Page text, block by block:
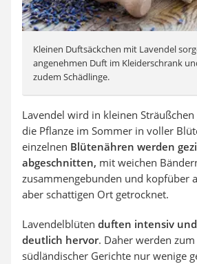
Kleinen Duftsäckchen mit Lavendel
angenehmen Duft im Kleiderschrank
zudem Schädlinge.
Lavendel wird in kleinen
die Pflanze im Sommer in voller
einzelnen Blütenähren werden
abgeschnitten, mit weichen
zusammengebunden und kopfüber
aber schattigen Ort getrocknet.
Lavendelblüten duften intensiv
deutlich hervor. Daher werden
südländischer Gerichte nur wenige